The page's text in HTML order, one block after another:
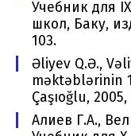
Учебник для
школ, Баку,
103.
Əliyev Q.Ə.,
məktəblərinin
Çaşıоğlu,
Алиев Г.А.,